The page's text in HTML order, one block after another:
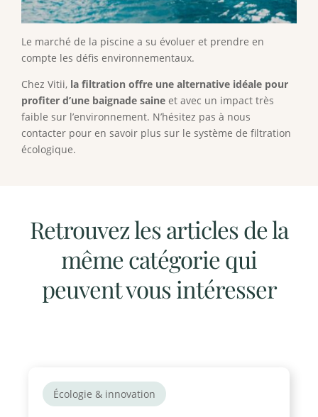
Le marché de la piscine a su évoluer et prendre en
compte les défis environnementaux.
Chez Vitii, la filtration offre une alternative idéale pour
profiter d’une baignade saine et avec un impact très
faible sur l’environnement. N’hésitez pas à nous
contacter pour en savoir plus sur le système de filtration
écologique.
Retrouvez les articles de la
même catégorie qui
peuvent vous intéresser
Écologie & innovation